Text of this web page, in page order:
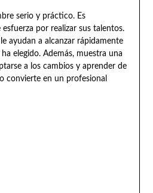
serio y práctico. Es
esfuerza por realizar sus talentos.
ayudan a alcanzar rápidamente
elegido. Además, muestra una
a los cambios y aprender de
convierte en un profesional